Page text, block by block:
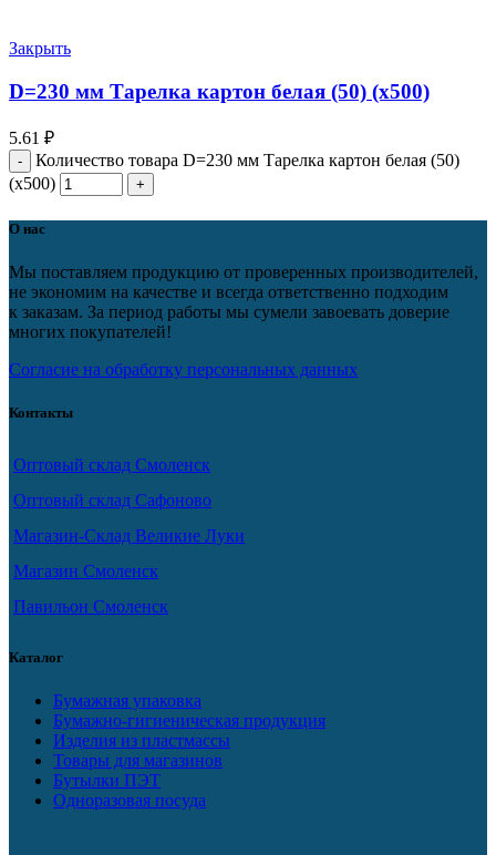
Закрыть
D=230 мм Тарелка картон белая (50) (х500)
5.61 ₽
Количество товара D=230 мм Тарелка картон белая (50)
(х500)
О нас
Мы поставляем продукцию от проверенных производителей,
не экономим на качестве и всегда ответственно подходим
к заказам. За период работы мы сумели завоевать доверие
многих покупателей!
Согласие на обработку персональных данных
Контакты
Оптовый склад Смоленск
Оптовый склад Сафоново
Магазин-Склад Великие Луки
Магазин Смоленск
Павильон Смоленск
Каталог
Бумажная упаковка
Бумажно-гигиеническая продукция
Изделия из пластмассы
Товары для магазинов
Бутылки ПЭТ
Одноразовая посуда